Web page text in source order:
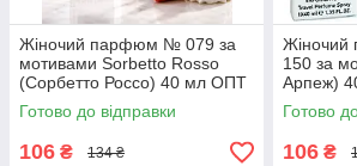
Жіночий парфюм № 079 за
мотивами Sorbetto Rosso
(Сорбетто Россо) 40 мл ОПТ
Готово до відправки
106 ₴ 134 ₴
150 за
Арпеж)
Готово
106 ₴